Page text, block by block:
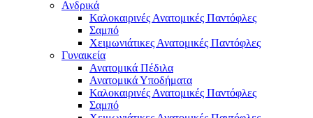
Ανδρικά
Καλοκαιρινές Ανατομικές Παντόφλες
Σαμπό
Χειμωνιάτικες Ανατομικές Παντόφλες
Γυναικεία
Ανατομικά Πέδιλα
Ανατομικά Υποδήματα
Καλοκαιρινές Ανατομικές Παντόφλες
Σαμπό